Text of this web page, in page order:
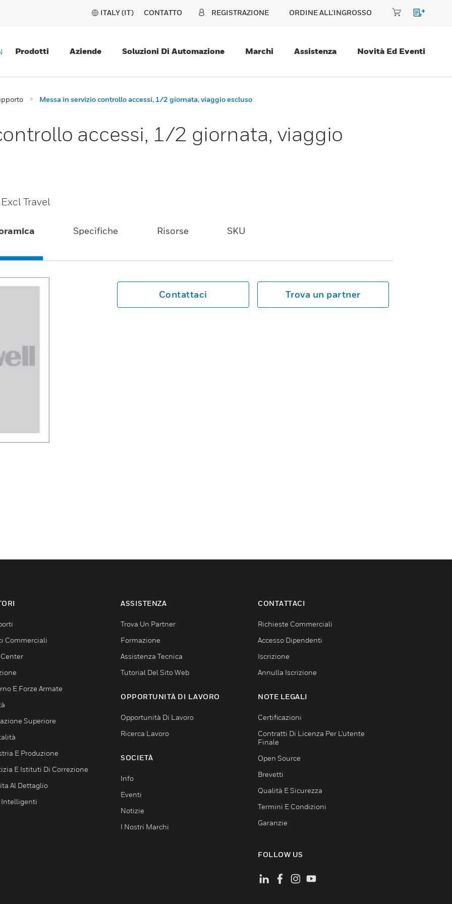
ITALY (IT) CONTATTO REGISTRAZIONE ORDINE ALL'INGROSSO
Prodotti Aziende Soluzioni Di Automazione Marchi Assistenza Novità Ed Eventi
Messa in servizio controllo accessi, 1/2 giornata, viaggio escluso
accessi, 1/2 giornata, viaggio
Travel
Specifiche Risorse SKU
Contattaci Trova un partner
Commerciali
E Forze Armate
Superiore
E Produzione
E Istituti Di Correzione
Al Dettaglio
ASSISTENZA
Trova Un Partner
Formazione
Assistenza Tecnica
Tutorial Del Sito Web
OPPORTUNITÀ DI LAVORO
Opportunità Di Lavoro
Ricerca Lavoro
SOCIETÀ
Info
Eventi
Notizie
I Nostri Marchi
CONTATTACI
Richieste Commerciali
Accesso Dipendenti
Iscrizione
Annulla Iscrizione
NOTE LEGALI
Certificazioni
Contratti Di Licenza Per L'utente
Finale
Open Source
Brevetti
Qualità E Sicurezza
Termini E Condizioni
Garanzie
FOLLOW US